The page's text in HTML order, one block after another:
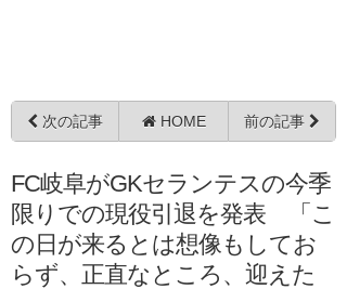
次の記事 HOME 前の記事
FC岐阜がGKセランテスの今季
限りでの現役引退を発表 「こ
の日が来るとは想像もしてお
らず、正直なところ、迎えた